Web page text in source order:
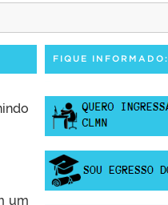
um
FIQUE INFORMADO: